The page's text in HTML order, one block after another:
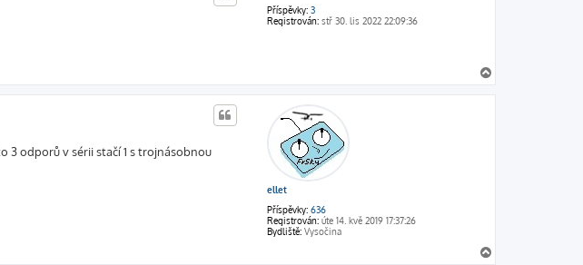
Příspěvky: 3
Registrován: stř 30. lis 2022 22:09:36
a
h
ellet
Příspěvky: 636
Registrován: úte 14. kvě 2019 17:37:26
Bydliště: Vysočina
3 odporů v sérii stačí 1 s trojnásobnou